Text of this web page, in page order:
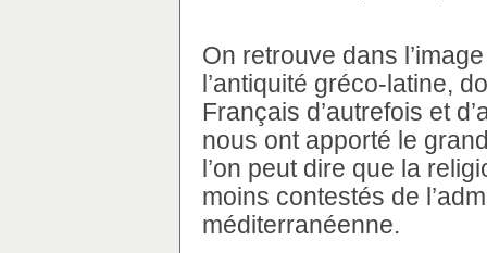
On retrouve dans
l’antiquité gréco-latine,
Français d’autrefois et
nous ont apporté le
l’on peut dire que la
moins contestés de
méditerranéenne.